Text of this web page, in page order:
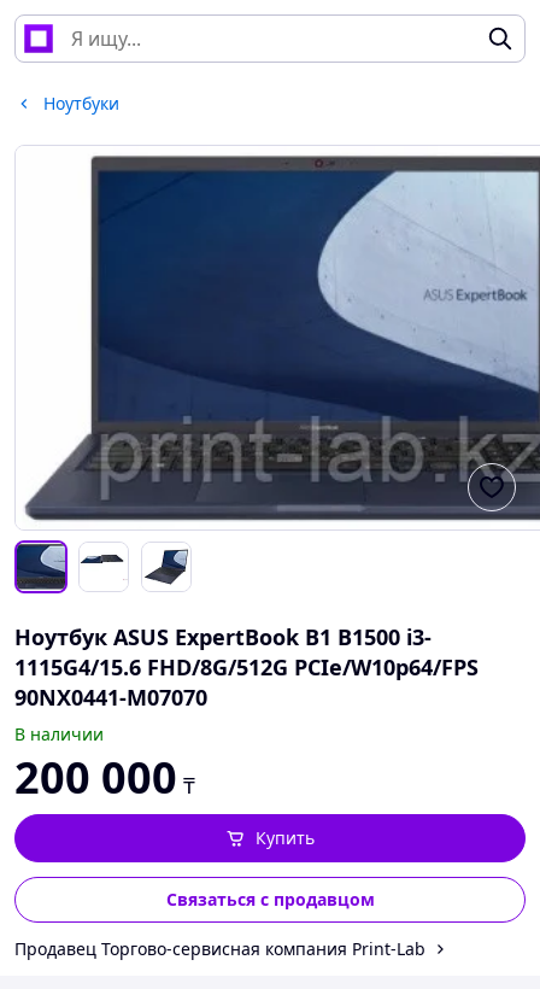
Ноутбуки
Ноутбук ASUS ExpertBook B1 B1500 i3-
1115G4/15.6 FHD/8G/512G PCIe/W10p64/FPS
90NX0441-M07070
В наличии
200 000 ₸
Купить
Связаться с продавцом
Продавец Торгово-сервисная компания Print-Lab